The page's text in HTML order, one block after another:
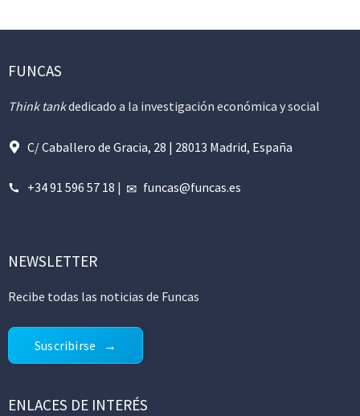
FUNCAS
Think tankdedicado a la investigación económica y social
C/ Caballero de Gracia, 28 | 28013 Madrid, España
+34 91 596 57 18 | funcas@funcas.es
NEWSLETTER
Recibe todas las noticias de Funcas
Suscribirse
ENLACES DE INTERÉS